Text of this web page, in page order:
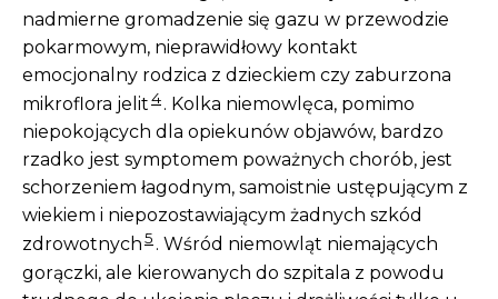
nadmierne gromadzenie się gazu w przewodzie
pokarmowym, nieprawidłowy kontakt
emocjonalny rodzica z dzieckiem czy zaburzona
mikroflora jelit4. Kolka niemowlęca, pomimo
niepokojących dla opiekunów objawów, bardzo
rzadko jest symptomem poważnych chorób, jest
schorzeniem łagodnym, samoistnie ustępującym z
wiekiem i niepozostawiającym żadnych szkód
zdrowotnych5 . Wśród niemowląt niemających
gorączki, ale kierowanych do szpitala z powodu